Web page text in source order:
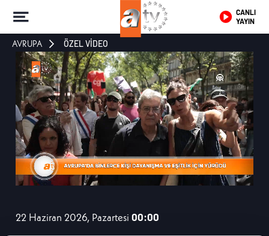
CANLI
YAYIN
AVRUPA ÖZEL VİDEO
22 Haziran 2026, Pazartesi 00:00